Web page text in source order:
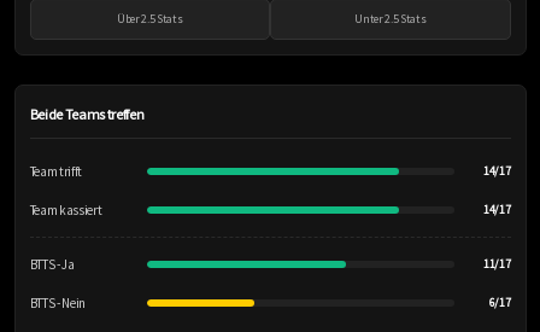
Über 2.5 Stats Unter 2.5 Stats
Beide Teams treffen
Team trifft 14/17
Team kassiert 14/17
BTTS - Ja 11/17
BTTS - Nein 6/17